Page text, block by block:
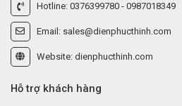
Hotline: 0376399780 - 0987018349
Email: sales@dienphucthinh.com
Website: dienphucthinh.com
Hỗ trợ khách hàng